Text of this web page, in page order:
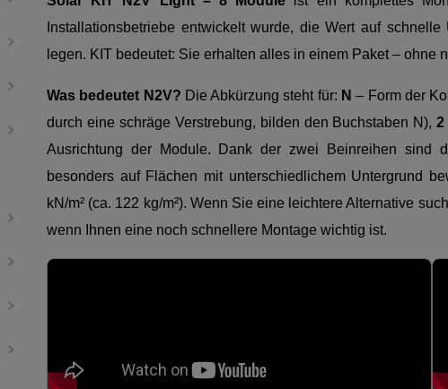
Installationsbetriebe entwickelt wurde, die Wert auf
legen. KIT bedeutet: Sie erhalten alles in einem Paket – ohne
Was bedeutet N2V? Die Abkürzung steht für: N – Form der
durch eine schräge Verstrebung, bilden den Buchstaben N),2
Ausrichtung der Module. Dank der zwei Beinreihen sind
besonders auf Flächen mit unterschiedlichem Untergrund
kN/m² (ca. 122 kg/m²). Wenn Sie eine leichtere Alternative
wenn Ihnen eine noch schnellere Montage wichtig ist.